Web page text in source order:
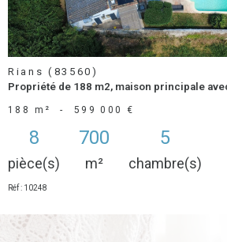
Rians (83560)
Propriété de 188 m2, maison principale
188 m² - 599 000 €
8
pièce(s)
700
m²
5
chambre(s)
Réf : 10248